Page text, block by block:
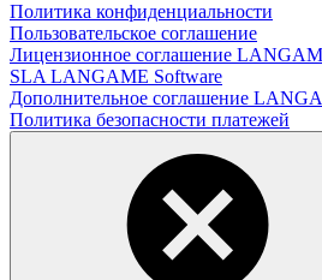
Политика конфиденциальности
Пользовательское соглашение
Лицензионное соглашение
SLA LANGAME Software
Дополнительное соглашение
Политика безопасности платежей